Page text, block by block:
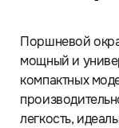
Поршневой
мощный и
компактных
легкость,